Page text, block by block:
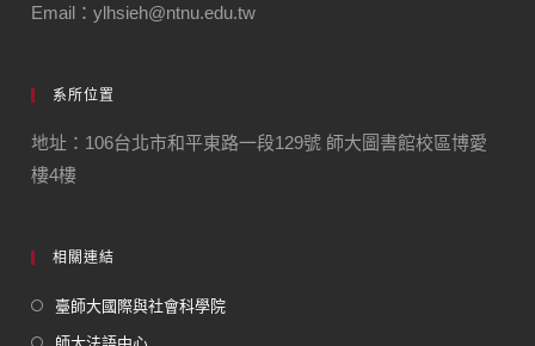
Email：ylhsieh@ntnu.edu.tw
系所位置
地址：106台北市和平東路一段129號 師大圖書館校區博愛
樓4樓
相關連結
臺師大國際與社會科學院